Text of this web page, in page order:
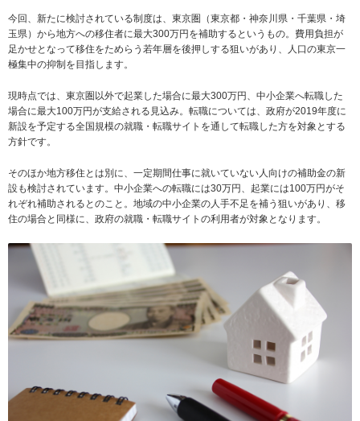
今回、新たに検討されている制度は、東京圏（東京都・神奈川県・千葉県・埼
玉県）から地方への移住者に最大300万円を補助するというもの。費用負担が
足かせとなって移住をためらう若年層を後押しする狙いがあり、人口の東京一
極集中の抑制を目指します。
現時点では、東京圏以外で起業した場合に最大300万円、中小企業へ転職した
場合に最大100万円が支給される見込み。転職については、政府が2019年度に
新設を予定する全国規模の就職・転職サイトを通して転職した方を対象とする
方針です。
そのほか地方移住とは別に、一定期間仕事に就いていない人向けの補助金の新
設も検討されています。中小企業への転職には30万円、起業には100万円がそ
れぞれ補助されるとのこと。地域の中小企業の人手不足を補う狙いがあり、移
住の場合と同様に、政府の就職・転職サイトの利用者が対象となります。